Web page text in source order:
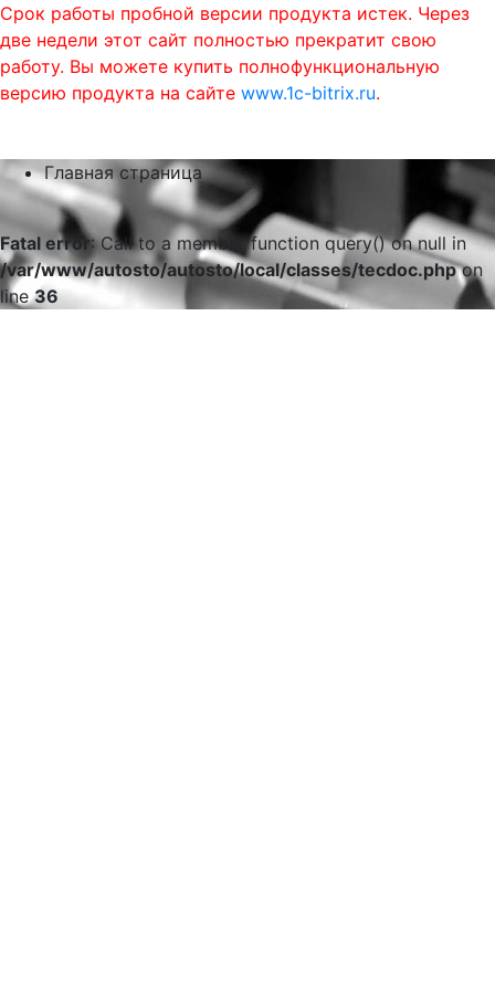
Срок работы пробной версии продукта истек. Через
две недели этот сайт полностью прекратит свою
работу. Вы можете купить полнофункциональную
версию продукта на сайте www.1c-bitrix.ru.
Главная страница
Fatal error: Call to a member function query() on null in
/var/www/autosto/autosto/local/classes/tecdoc.phpon
line36